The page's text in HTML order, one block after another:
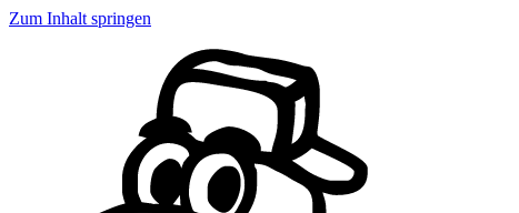
Zum Inhalt springen